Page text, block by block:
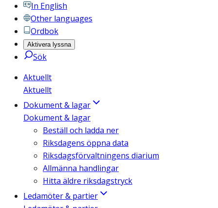
In English
Other languages
Ordbok
Aktivera lyssna
Sök
Aktuellt
Aktuellt
Dokument & lagar
Dokument & lagar
Beställ och ladda ner
Riksdagens öppna data
Riksdagsförvaltningens diarium
Allmänna handlingar
Hitta äldre riksdagstryck
Ledamöter & partier